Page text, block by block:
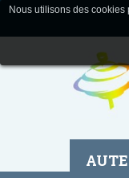
Nous utilisons des